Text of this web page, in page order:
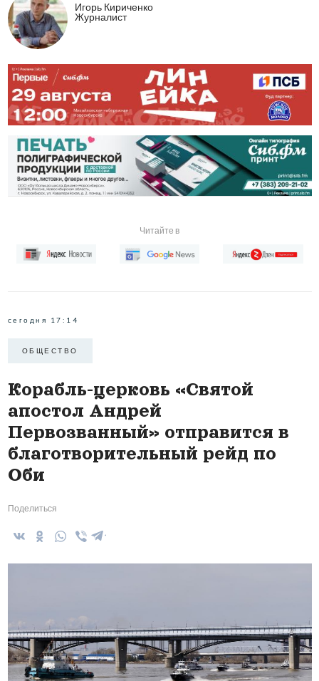
Игорь Кириченко
Журналист
Читайте в
сегодня 17:14
ОБЩЕСТВО
Корабль-церковь «Святой
апостол Андрей
Первозванный» отправится в
благотворительный рейд по
Оби
Поделиться